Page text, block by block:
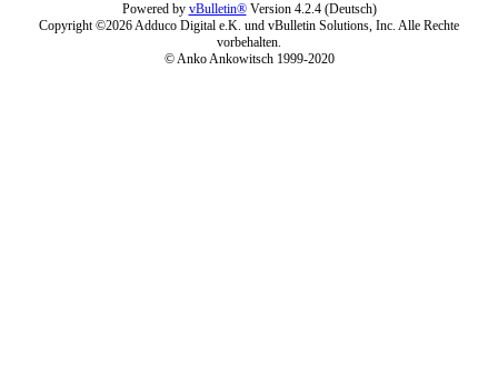
Powered by vBulletin®Version 4.2.4 (Deutsch)
Copyright ©2026 Adduco Digital e.K. und vBulletin Solutions, Inc. Alle Rechte
vorbehalten.
© Anko Ankowitsch 1999-2020